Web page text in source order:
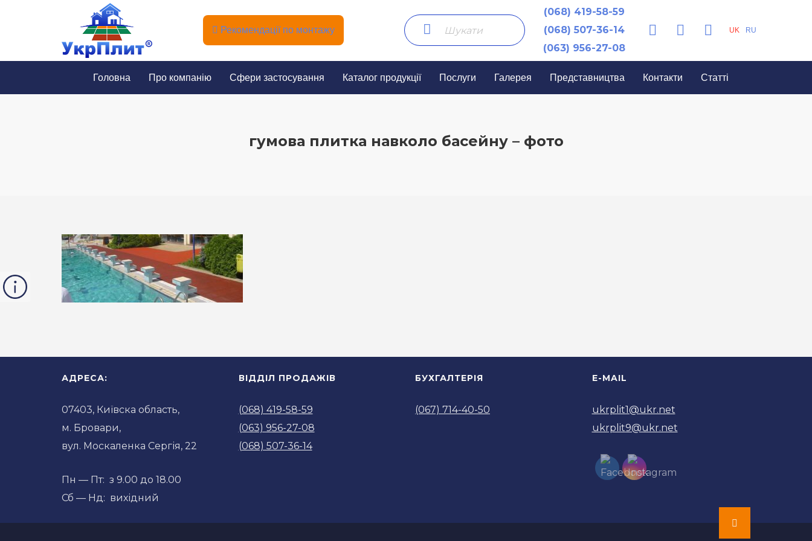
Рекомендації по монтажу
(068) 419-58-59
(068) 507-36-14
(063) 956-27-08
UK RU
Головна Про компанію Сфери застосування Каталог продукції Послуги Галерея Представництва Контакти Статті
гумова плитка навколо басейну – фото
АДРЕСА:
07403, Київска область,
м. Бровари,
вул. Москаленка Сергія, 22
Пн — Пт: з 9.00 до 18.00
Сб — Нд: вихідний
ВІДДІЛ ПРОДАЖІВ
(068) 419-58-59
(063) 956-27-08
(068) 507-36-14
БУХГАЛТЕРІЯ
(067) 714-40-50
E-MAIL
ukrplit1@ukr.net
ukrplit9@ukr.net